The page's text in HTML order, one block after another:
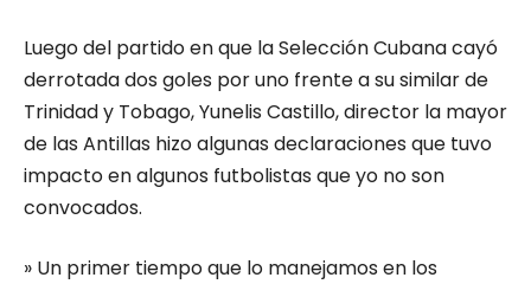
Luego del partido en que la Selección Cubana cayó
derrotada dos goles por uno frente a su similar de
Trinidad y Tobago, Yunelis Castillo, director la mayor
de las Antillas hizo algunas declaraciones que tuvo
impacto en algunos futbolistas que yo no son
convocados.
» Un primer tiempo que lo manejamos en los